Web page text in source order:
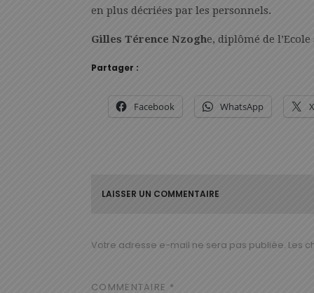
en plus décriées par les personnels.
Gilles Térence Nzoghe, diplômé de
Partager :
Facebook WhatsApp X
LAISSER UN COMMENTAIRE
Votre adresse e-mail ne sera pas publiée. Les
COMMENTAIRE *